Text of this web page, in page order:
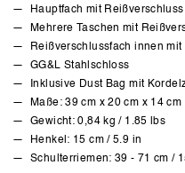
Hauptfach mit Reißverschluss
Mehrere Taschen mit
Reißverschlussfach innen mit
GG&L Stahlschloss
Inklusive Dust Bag mit
Maße: 39 cm x 20 cm x 14
Gewicht: 0,84 kg / 1.85 lbs
Henkel: 15 cm / 5.9 in
Schulterriemen: 39 - 71 cm /